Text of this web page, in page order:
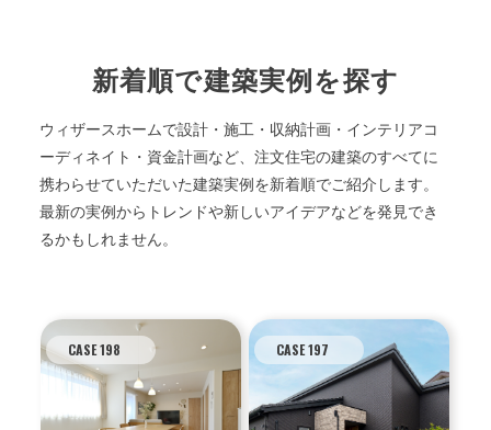
新着順で建築実例を探す
ウィザースホームで設計・施工・収納計画・インテリアコ
ーディネイト・資金計画など、注文住宅の建築のすべてに
携わらせていただいた建築実例を新着順でご紹介します。
最新の実例からトレンドや新しいアイデアなどを発見でき
るかもしれません。
CASE 198 CASE 197